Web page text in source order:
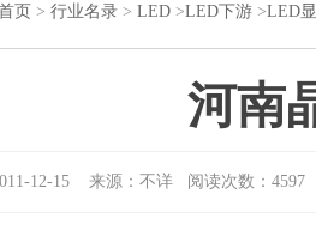
页 > 行业名录> LED>LED下游>LED
河南
12-15 来源：不详 阅读次数：4597